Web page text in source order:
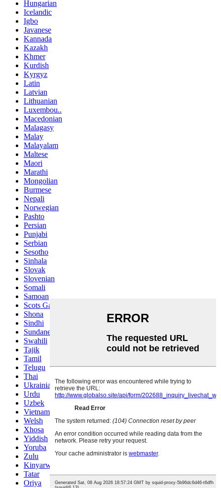
Hungarian
Icelandic
Igbo
Javanese
Kannada
Kazakh
Khmer
Kurdish
Kyrgyz
Latin
Latvian
Lithuanian
Luxembou..
Macedonian
Malagasy
Malay
Malayalam
Maltese
Maori
Marathi
Mongolian
Burmese
Nepali
Norwegian
Pashto
Persian
Punjabi
Serbian
Sesotho
Sinhala
Slovak
Slovenian
Somali
Samoan
Scots Gaelic
Shona
Sindhi
Sundanese
Swahili
Tajik
Tamil
Telugu
Thai
Ukrainian
Urdu
Uzbek
Vietnamese
Welsh
Xhosa
Yiddish
Yoruba
Zulu
Kinyarwanda
Tatar
Oriya